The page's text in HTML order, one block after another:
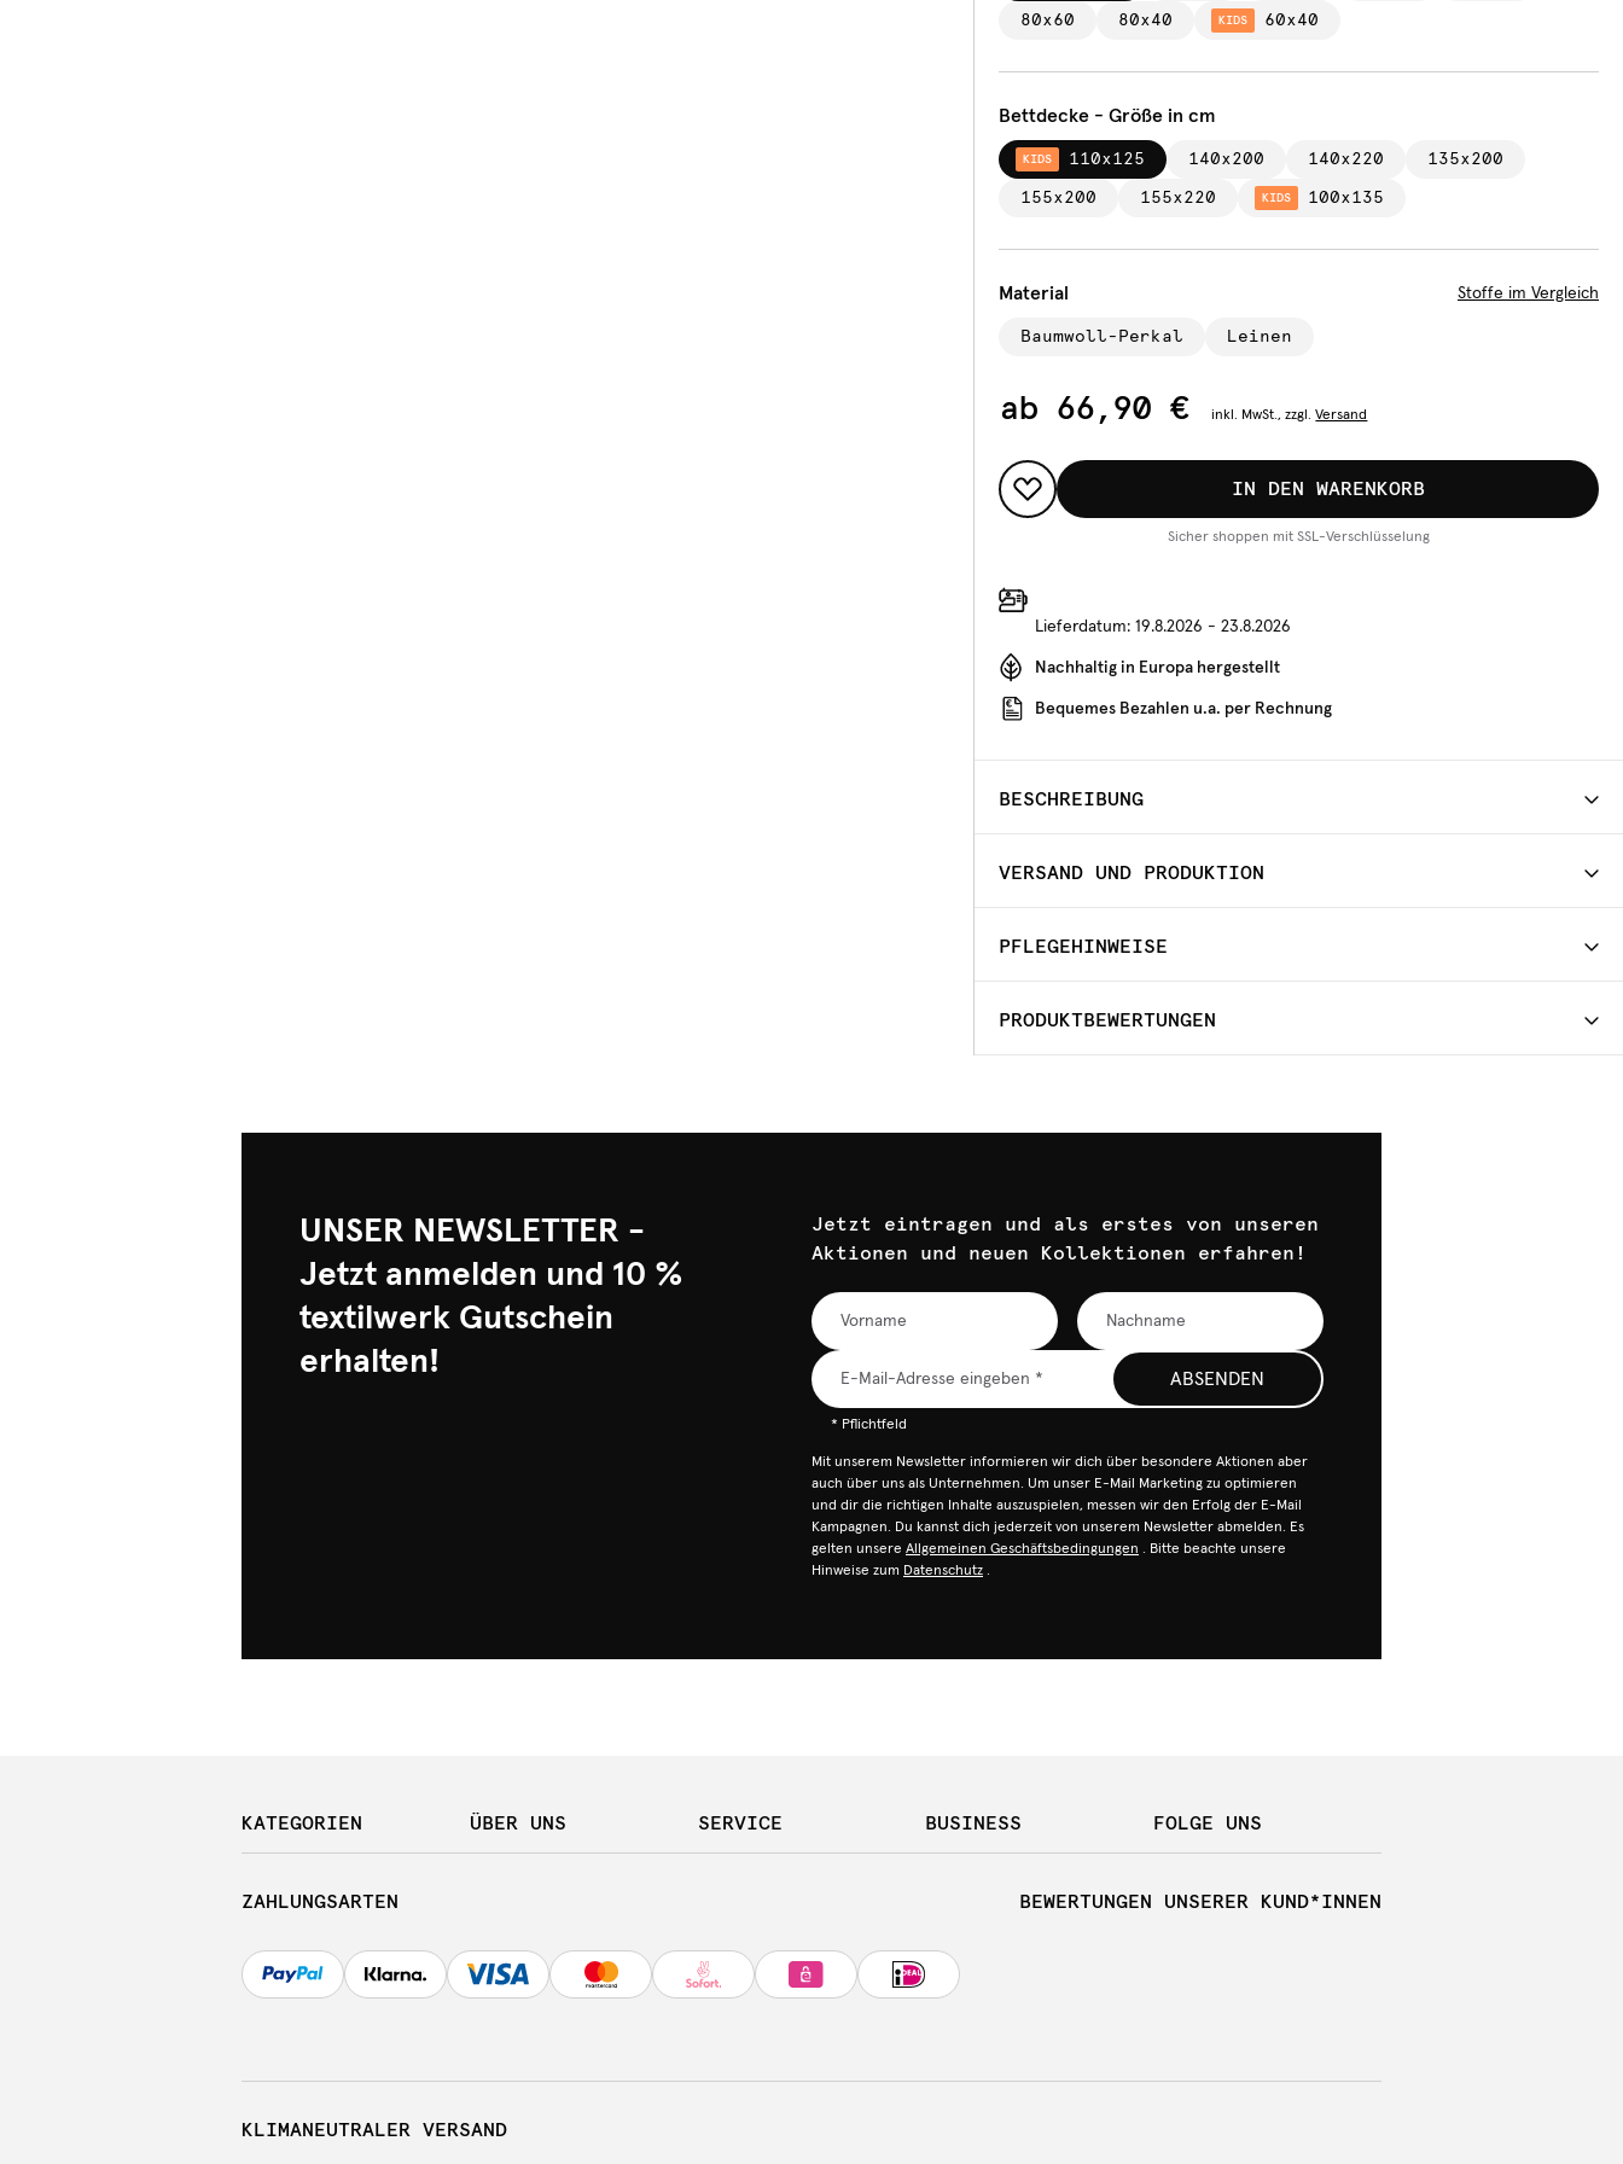
80x60 80x40 KIDS 60x40
Bettdecke - Größe in cm
KIDS 110x125 140x200 140x220 135x200
155x200 155x220 KIDS 100x135
Material Stoffe im Vergleich
Baumwoll-Perkal Leinen
ab 66,90 € inkl. MwSt., zzgl. Versand
IN DEN WARENKORB
Sicher shoppen mit SSL-Verschlüsselung
Lieferdatum: 19.8.2026 - 23.8.2026
Nachhaltig in Europa hergestellt
Bequemes Bezahlen u.a. per Rechnung
BESCHREIBUNG
VERSAND UND PRODUKTION
PFLEGEHINWEISE
PRODUKTBEWERTUNGEN
UNSER NEWSLETTER -
Jetzt anmelden und 10 %
textilwerk Gutschein
erhalten!
Jetzt eintragen und als erstes von unseren
Aktionen und neuen Kollektionen erfahren!
ABSENDEN
* Pflichtfeld
Mit unserem Newsletter informieren wir dich über besondere Aktionen aber
auch über uns als Unternehmen. Um unser E-Mail Marketing zu optimieren
und dir die richtigen Inhalte auszuspielen, messen wir den Erfolg der E-Mail
Kampagnen. Du kannst dich jederzeit von unserem Newsletter abmelden. Es
gelten unsere Allgemeinen Geschäftsbedingungen . Bitte beachte unsere
Hinweise zum Datenschutz .
KATEGORIEN ÜBER UNS SERVICE BUSINESS FOLGE UNS
ZAHLUNGSARTEN BEWERTUNGEN UNSERER KUND*INNEN
KLIMANEUTRALER VERSAND